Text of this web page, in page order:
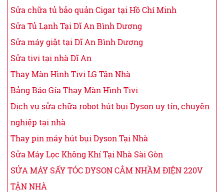
Sửa chữa tủ bảo quản Cigar tại Hồ Chí Minh
Sửa Tủ Lạnh Tại Dĩ An Bình Dương
Sửa máy giặt tại Dĩ An Bình Dương
Sửa tivi tại nhà Dĩ An
Thay Màn Hình Tivi LG Tận Nhà
Bảng Báo Gía Thay Màn Hình Tivi
Dịch vụ sửa chữa robot hút bụi Dyson uy tín, chuyên
nghiệp tại nhà
Thay pin máy hút bụi Dyson Tại Nhà
Sửa Máy Lọc Không Khí Tại Nhà Sài Gòn
SỬA MÁY SẤY TÓC DYSON CẮM NHẦM ĐIỆN 220V
TẬN NHÀ